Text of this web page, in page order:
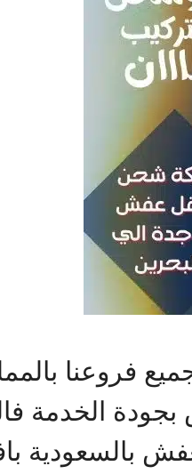
فروعنا
الخدمة
بالسعودية